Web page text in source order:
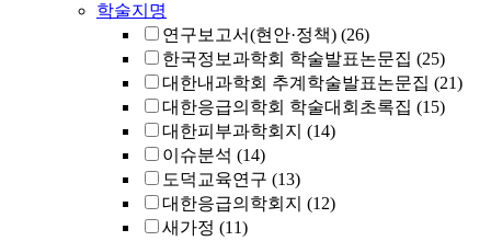
학술지명
연구보고서(현안·정책) (26)
한국정보과학회 학술발표논문집 (25)
대한내과학회 추계학술발표논문집 (21)
대한응급의학회 학술대회초록집 (15)
대한피부과학회지 (14)
이슈분석 (14)
도덕교육연구 (13)
대한응급의학회지 (12)
새가정 (11)